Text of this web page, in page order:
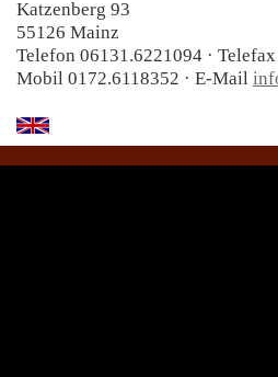
Katzenberg 93
55126 Mainz
Telefon 06131.6221094 ·
Mobil 0172.6118352 · E-Mail